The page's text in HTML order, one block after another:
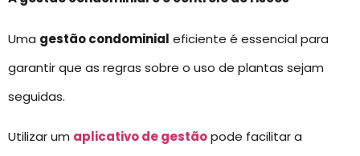
Uma gestão condominial eficiente é essencial para
garantir que as regras sobre o uso de plantas sejam
seguidas.
Utilizar um aplicativo de gestãopode facilitar a